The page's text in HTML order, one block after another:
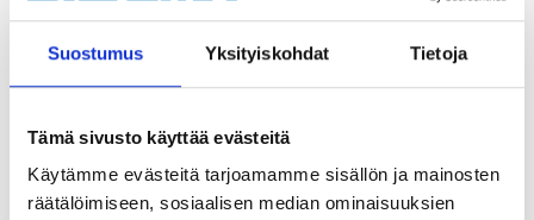
Suostumus Yksityiskohdat Tietoja
Tämä sivusto käyttää evästeitä
Käytämme evästeitä tarjoamamme sisällön ja mainosten
räätälöimiseen, sosiaalisen median ominaisuuksien
Viton rubber seals.
Operating pressure: 2-3 bar.
after use. Weed vinegar and similar agents can affect